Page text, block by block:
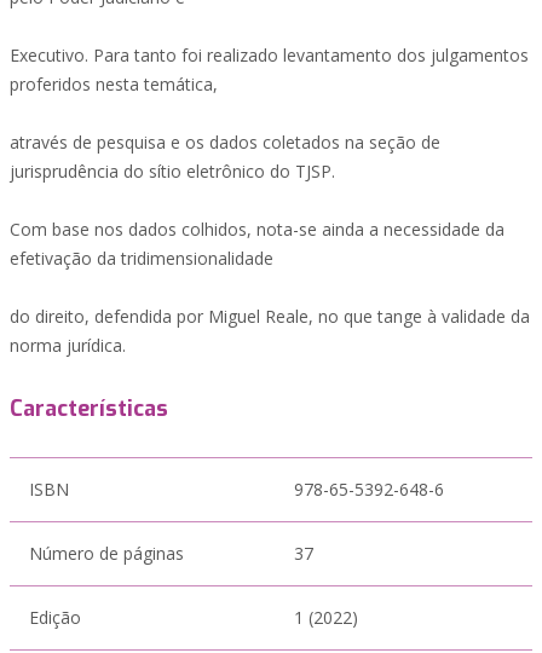
Executivo. Para tanto foi realizado levantamento dos julgamentos
proferidos nesta temática,
através de pesquisa e os dados coletados na seção de
jurisprudência do sítio eletrônico do TJSP.
Com base nos dados colhidos, nota-se ainda a necessidade da
efetivação da tridimensionalidade
do direito, defendida por Miguel Reale, no que tange à validade da
norma jurídica.
Características
ISBN 978-65-5392-648-6
Número de páginas 37
Edição 1 (2022)